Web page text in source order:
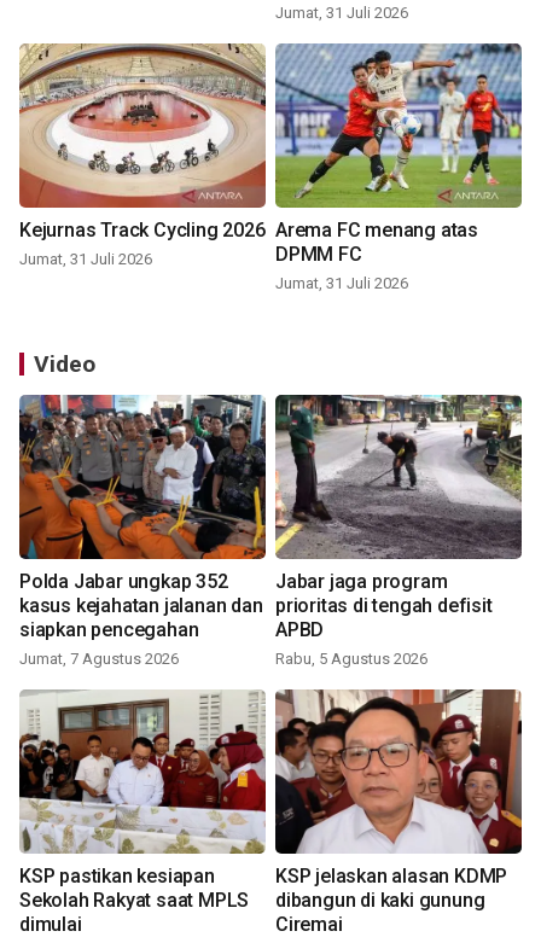
Jumat, 31 Juli 2026
Kejurnas Track Cycling 2026
Jumat, 31 Juli 2026
Arema FC menang atas
DPMM FC
Jumat, 31 Juli 2026
Video
Polda Jabar ungkap 352
kasus kejahatan jalanan dan
siapkan pencegahan
Jumat, 7 Agustus 2026
Jabar jaga program
prioritas di tengah defisit
APBD
Rabu, 5 Agustus 2026
KSP pastikan kesiapan
Sekolah Rakyat saat MPLS
dimulai
KSP jelaskan alasan KDMP
dibangun di kaki gunung
Ciremai